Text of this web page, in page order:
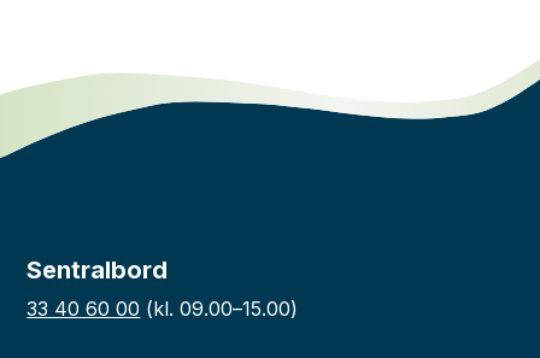
Sentralbord
33 40 60 00 (kl. 09.00–15.00)